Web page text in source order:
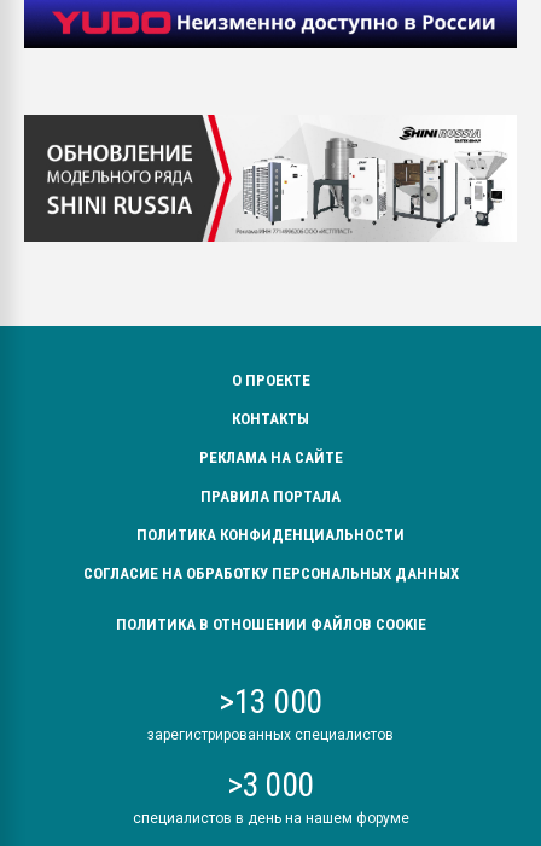
О ПРОЕКТЕ
КОНТАКТЫ
РЕКЛАМА НА САЙТЕ
ПРАВИЛА ПОРТАЛА
ПОЛИТИКА КОНФИДЕНЦИАЛЬНОСТИ
СОГЛАСИЕ НА ОБРАБОТКУ ПЕРСОНАЛЬНЫХ ДАННЫХ
ПОЛИТИКА В ОТНОШЕНИИ ФАЙЛОВ COOKIE
>13 000
зарегистрированных специалистов
>3 000
специалистов в день на нашем форуме